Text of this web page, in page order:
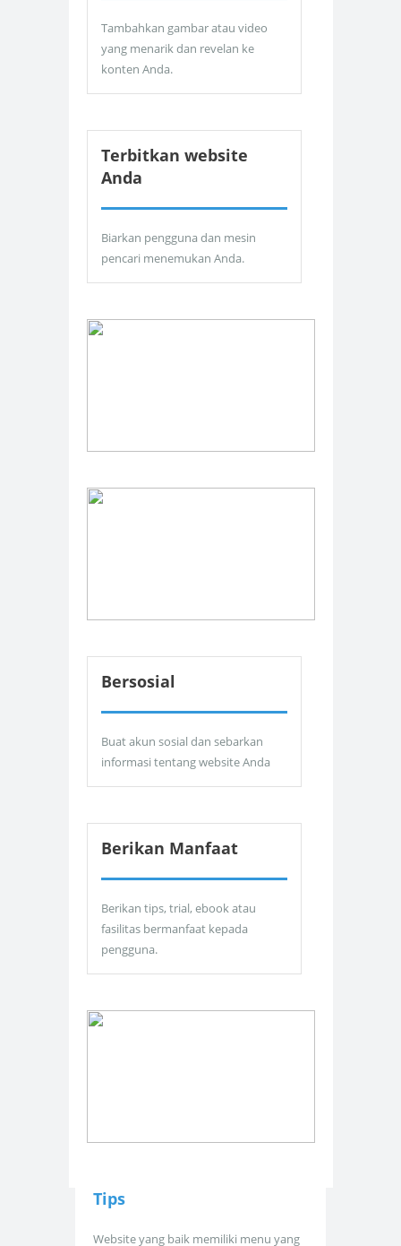
Tambahkan gambar atau video
yang menarik dan revelan ke
konten Anda.
Terbitkan website
Anda
Biarkan pengguna dan mesin
pencari menemukan Anda.
Bersosial
Buat akun sosial dan sebarkan
informasi tentang website Anda
Berikan Manfaat
Berikan tips, trial, ebook atau
fasilitas bermanfaat kepada
pengguna.
Tips
Website yang baik memiliki menu yang